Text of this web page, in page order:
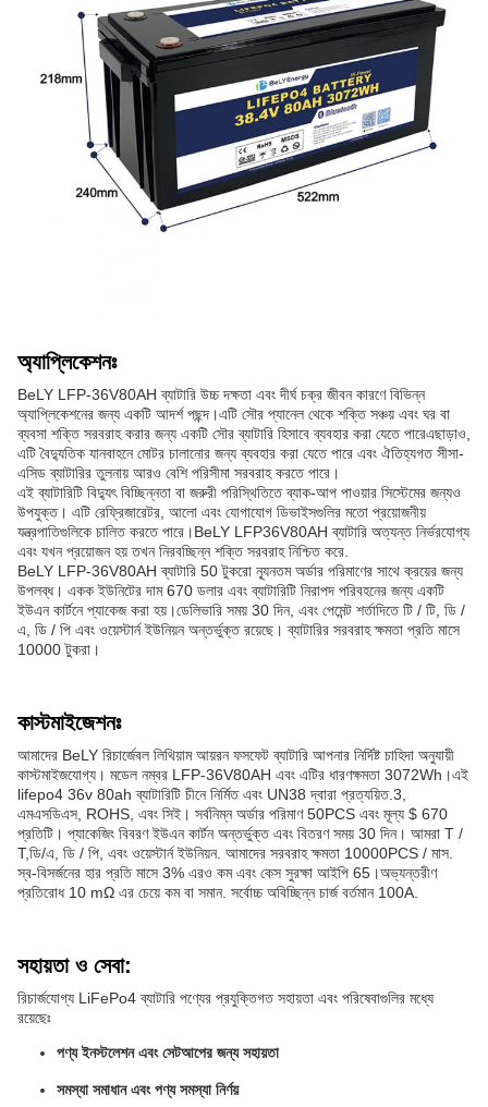
অ্যাপ্লিকেশনঃ
BeLY LFP-36V80AH ব্যাটারি উচ্চ দক্ষতা এবং দীর্ঘ চক্র জীবন কারণে বিভিন্ন
অ্যাপ্লিকেশনের জন্য একটি আদর্শ পছন্দ।এটি সৌর প্যানেল থেকে শক্তি সঞ্চয় এবং ঘর বা
ব্যবসা শক্তি সরবরাহ করার জন্য একটি সৌর ব্যাটারি হিসাবে ব্যবহার করা যেতে পারেএছাড়াও,
এটি বৈদ্যুতিক যানবাহনে মোটর চালানোর জন্য ব্যবহার করা যেতে পারে এবং ঐতিহ্যগত সীসা-
এসিড ব্যাটারির তুলনায় আরও বেশি পরিসীমা সরবরাহ করতে পারে।
এই ব্যাটারিটি বিদ্যুৎ বিচ্ছিন্নতা বা জরুরী পরিস্থিতিতে ব্যাক-আপ পাওয়ার সিস্টেমের জন্যও
উপযুক্ত। এটি রেফ্রিজারেটর, আলো এবং যোগাযোগ ডিভাইসগুলির মতো প্রয়োজনীয়
যন্ত্রপাতিগুলিকে চালিত করতে পারে।BeLY LFP36V80AH ব্যাটারি অত্যন্ত নির্ভরযোগ্য
এবং যখন প্রয়োজন হয় তখন নিরবচ্ছিন্ন শক্তি সরবরাহ নিশ্চিত করে.
BeLY LFP-36V80AH ব্যাটারি 50 টুকরো ন্যূনতম অর্ডার পরিমাণের সাথে ক্রয়ের জন্য
উপলব্ধ। একক ইউনিটের দাম 670 ডলার এবং ব্যাটারিটি নিরাপদ পরিবহনের জন্য একটি
ইউএন কার্টনে প্যাকেজ করা হয়।ডেলিভারি সময় 30 দিন, এবং পেমেন্ট শর্তাদিতে টি / টি, ডি /
এ, ডি / পি এবং ওয়েস্টার্ন ইউনিয়ন অন্তর্ভুক্ত রয়েছে। ব্যাটারির সরবরাহ ক্ষমতা প্রতি মাসে
10000 টুকরা।
কাস্টমাইজেশনঃ
আমাদের BeLY রিচার্জেবল লিথিয়াম আয়রন ফসফেট ব্যাটারি আপনার নির্দিষ্ট চাহিদা অনুযায়ী
কাস্টমাইজযোগ্য। মডেল নম্বর LFP-36V80AH এবং এটির ধারণক্ষমতা 3072Wh।এই
lifepo4 36v 80ah ব্যাটারিটি চীনে নির্মিত এবং UN38 দ্বারা প্রত্যয়িত.3,
এমএসডিএস, ROHS, এবং সিই। সর্বনিম্ন অর্ডার পরিমাণ 50PCS এবং মূল্য $ 670
প্রতিটি। প্যাকেজিং বিবরণ ইউএন কার্টন অন্তর্ভুক্ত এবং বিতরণ সময় 30 দিন। আমরা T /
T,ডি/এ, ডি / পি, এবং ওয়েস্টার্ন ইউনিয়ন. আমাদের সরবরাহ ক্ষমতা 10000PCS / মাস.
স্ব-বিসর্জনের হার প্রতি মাসে 3% এরও কম এবং কেস সুরক্ষা আইপি 65।অভ্যন্তরীণ
প্রতিরোধ 10 mΩ এর চেয়ে কম বা সমান. সর্বোচ্চ অবিচ্ছিন্ন চার্জ বর্তমান 100A.
সহায়তা ও সেবা:
রিচার্জযোগ্য LiFePo4 ব্যাটারি পণ্যের প্রযুক্তিগত সহায়তা এবং পরিষেবাগুলির মধ্যে
রয়েছেঃ
পণ্য ইনস্টলেশন এবং সেটআপের জন্য সহায়তা
সমস্যা সমাধান এবং পণ্য সমস্যা নির্ণয়